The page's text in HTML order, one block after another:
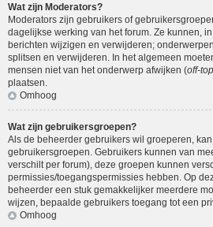
Wat zijn Moderators?
Moderators zijn gebruikers of
dagelijkse werking van het forum. Ze kunnen,
berichten wijzigen en verwijderen;
splitsen en verwijderen. In het algemeen
mensen niet van het onderwerp afwijken (off-
plaatsen.
Omhoog
Wat zijn gebruikersgroepen?
Als de beheerder gebruikers wil groeperen,
gebruikersgroepen. Gebruikers kunnen van
verschilt per forum), deze groepen kunnen
permissies/toegangspermissies hebben. Op
beheerder een stuk gemakkelijker meerdere
wijzen, bepaalde gebruikers toegang tot een
Omhoog